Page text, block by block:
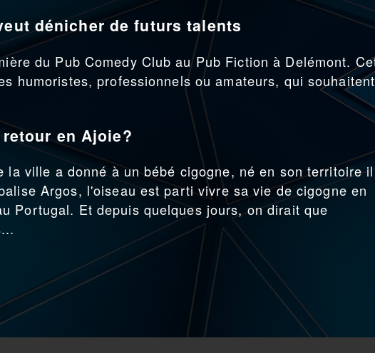
dénicher de futurs talents
du Pub Comedy Club au Pub Fiction à Delémont.
humoristes, professionnels ou amateurs, qui souhaitent
en Ajoie?
la ville a donné à un bébé cigogne, né en son territoire
Argos, l'oiseau est parti vivre sa vie de cigogne en
Portugal. Et depuis quelques jours, on dirait que